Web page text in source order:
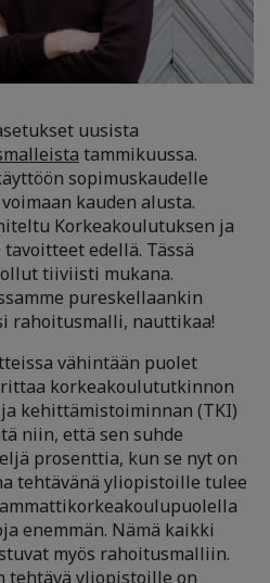
uusista
tammikuussa.
sopimuskaudelle
kauden alusta.
Korkeakoulutuksen ja
edellä. Tässä
ollut tiiviisti mukana.
pureskellaankin
rahoitusmalli, nauttikaa!
vähintään puolet
korkeakoulututkinnon
kehittämistoiminnan (TKI)
niin, että sen suhde
prosenttia, kun se nyt on
tehtävänä yliopistoille tulee
enemmän. Nämä kaikki
myös rahoitusmalliin.
tehtävä yliopistoille on